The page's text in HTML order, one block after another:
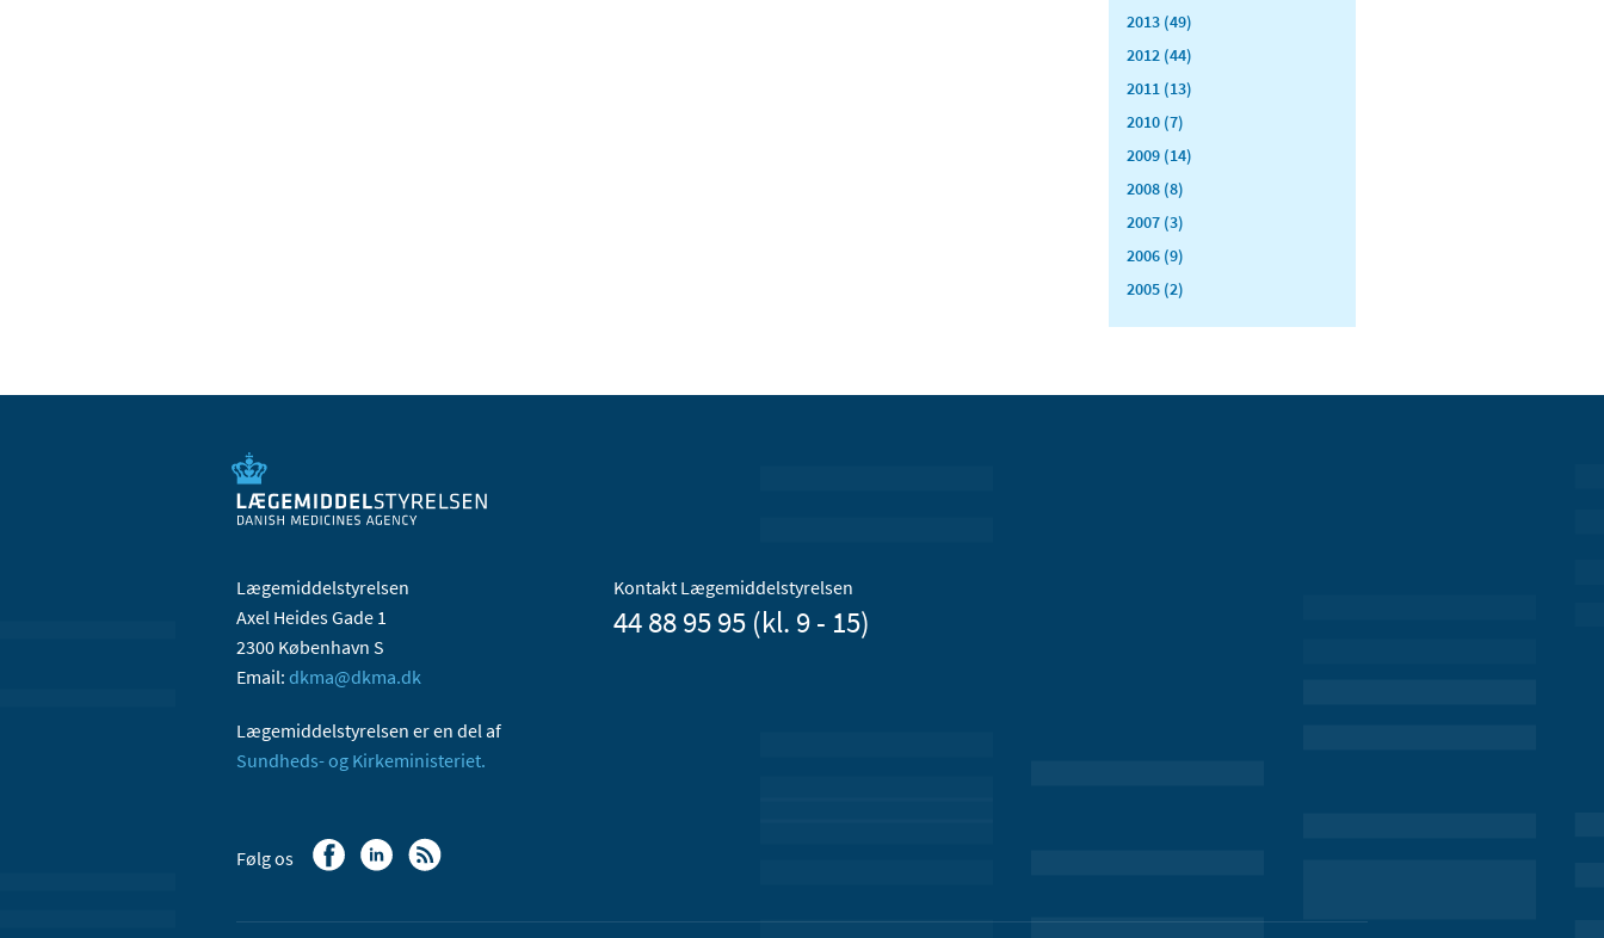
2013 (49)
2012 (44)
2011 (13)
2010 (7)
2009 (14)
2008 (8)
2007 (3)
2006 (9)
2005 (2)
Lægemiddelstyrelsen
Axel Heides Gade 1
2300 København S
Email: dkma@dkma.dk
Lægemiddelstyrelsen er en del af
Sundheds- og Kirkeministeriet.
Kontakt Lægemiddelstyrelsen
44 88 95 95 (kl. 9 - 15)
Følg os